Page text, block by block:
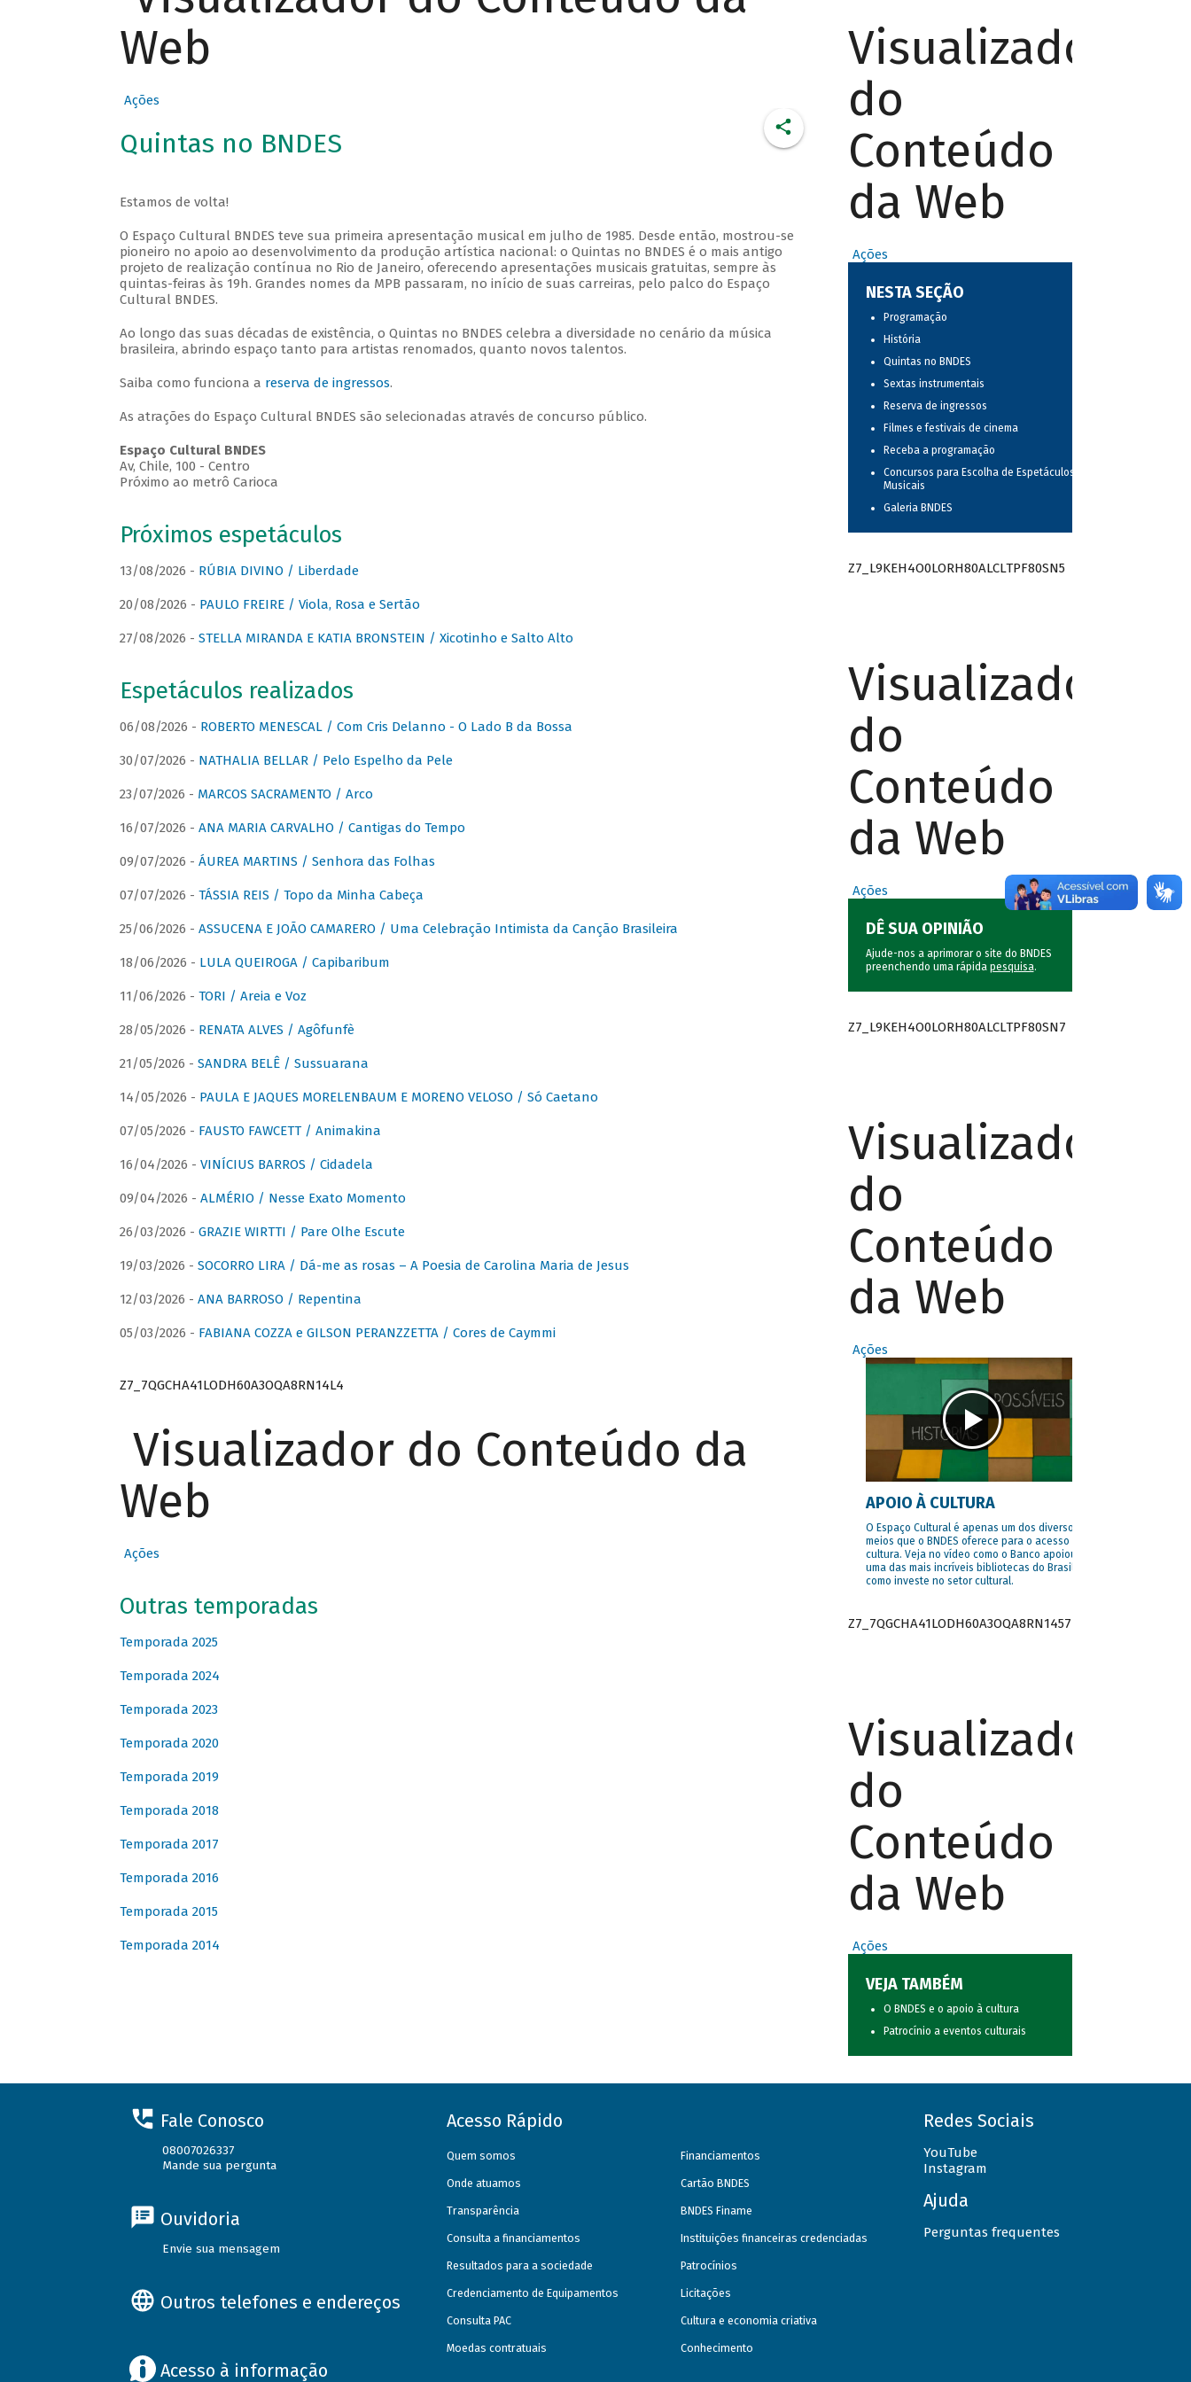
Web
Ações
Quintas no BNDES
Estamos de volta!
O Espaço Cultural BNDES teve sua primeira apresentação musical em julho de 1985. Desde então, mostrou-se
pioneiro no apoio ao desenvolvimento da produção artística nacional: o Quintas no BNDES é o mais antigo
projeto de realização contínua no Rio de Janeiro, oferecendo apresentações musicais gratuitas, sempre às
quintas-feiras às 19h. Grandes nomes da MPB passaram, no início de suas carreiras, pelo palco do Espaço
Cultural BNDES.
Ao longo das suas décadas de existência, o Quintas no BNDES celebra a diversidade no cenário da música
brasileira, abrindo espaço tanto para artistas renomados, quanto novos talentos.
Saiba como funciona a reserva de ingressos.
As atrações do Espaço Cultural BNDES são selecionadas através de concurso público.
Espaço Cultural BNDES
Av, Chile, 100 - Centro
Próximo ao metrô Carioca
Próximos espetáculos
13/08/2026 - RÚBIA DIVINO / Liberdade
20/08/2026 - PAULO FREIRE / Viola, Rosa e Sertão
27/08/2026 - STELLA MIRANDA E KATIA BRONSTEIN / Xicotinho e Salto Alto
Espetáculos realizados
06/08/2026 - ROBERTO MENESCAL / Com Cris Delanno - O Lado B da Bossa
30/07/2026 - NATHALIA BELLAR / Pelo Espelho da Pele
23/07/2026 - MARCOS SACRAMENTO / Arco
16/07/2026 - ANA MARIA CARVALHO / Cantigas do Tempo
09/07/2026 - ÁUREA MARTINS / Senhora das Folhas
07/07/2026 - TÁSSIA REIS / Topo da Minha Cabeça
25/06/2026 - ASSUCENA E JOÃO CAMARERO / Uma Celebração Intimista da Canção Brasileira
18/06/2026 - LULA QUEIROGA / Capibaribum
11/06/2026 - TORI / Areia e Voz
28/05/2026 - RENATA ALVES / Agôfunfè
21/05/2026 - SANDRA BELÊ / Sussuarana
14/05/2026 - PAULA E JAQUES MORELENBAUM E MORENO VELOSO / Só Caetano
07/05/2026 - FAUSTO FAWCETT / Animakina
16/04/2026 - VINÍCIUS BARROS / Cidadela
09/04/2026 - ALMÉRIO / Nesse Exato Momento
26/03/2026 - GRAZIE WIRTTI / Pare Olhe Escute
19/03/2026 - SOCORRO LIRA / Dá-me as rosas – A Poesia de Carolina Maria de Jesus
12/03/2026 - ANA BARROSO / Repentina
05/03/2026 - FABIANA COZZA e GILSON PERANZZETTA / Cores de Caymmi
Z7_7QGCHA41LODH60A3OQA8RN14L4
Visualizador do Conteúdo da
Web
Ações
Outras temporadas
Temporada 2025
Temporada 2024
Temporada 2023
Temporada 2020
Temporada 2019
Temporada 2018
Temporada 2017
Temporada 2016
Temporada 2015
Temporada 2014
Visualizador
do
Conteúdo
da Web
Ações
NESTA SEÇÃO
Programação
História
Quintas no BNDES
Sextas instrumentais
Reserva de ingressos
Filmes e festivais de cinema
Receba a programação
Concursos para Escolha de Espetáculos
Musicais
Galeria BNDES
Z7_L9KEH4O0LORH80ALCLTPF80SN5
Visualizador
do
Conteúdo
da Web
Ações
DÊ SUA OPINIÃO
Ajude-nos a aprimorar o site do BNDES
preenchendo uma rápida pesquisa.
Z7_L9KEH4O0LORH80ALCLTPF80SN7
Visualizador
do
Conteúdo
da Web
Ações
APOIO À CULTURA
O Espaço Cultural é apenas um dos diversos
meios que o BNDES oferece para o acesso à
cultura. Veja no vídeo como o Banco apoiou
uma das mais incríveis bibliotecas do Brasil e
como investe no setor cultural.
Z7_7QGCHA41LODH60A3OQA8RN1457
Visualizador
do
Conteúdo
da Web
Ações
VEJA TAMBÉM
O BNDES e o apoio à cultura
Patrocínio a eventos culturais
Fale Conosco
08007026337
Mande sua pergunta
Ouvidoria
Envie sua mensagem
Outros telefones e endereços
Acesso à informação
Acesso Rápido
Quem somos
Onde atuamos
Transparência
Consulta a financiamentos
Resultados para a sociedade
Credenciamento de Equipamentos
Consulta PAC
Moedas contratuais
Financiamentos
Cartão BNDES
BNDES Finame
Instituições financeiras credenciadas
Patrocínios
Licitações
Cultura e economia criativa
Conhecimento
Redes Sociais
YouTube
Instagram
Ajuda
Perguntas frequentes